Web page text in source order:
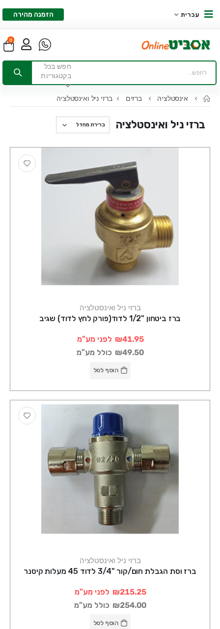
עברית הזמנה מהירה
0
חפש בכל
בקטגוריות
אינסטלציה ברזים ברזי ניל ואינסטלציה
ברזי ניל ואינסטלציה
ברזי ניל ואינסטלציה
ברז ביטחון "1/2 לדוד(פורק לחץ לדוד) שגיב
₪41.95 לפני מע"מ
₪49.50 כולל מע"מ
הוסף לסל
ברזי ניל ואינסטלציה
ברז וסת הגבלת חום/קור "3/4 לדוד 45 מעלות קיסנר
₪215.25 לפני מע"מ
₪254.00 כולל מע"מ
הוסף לסל